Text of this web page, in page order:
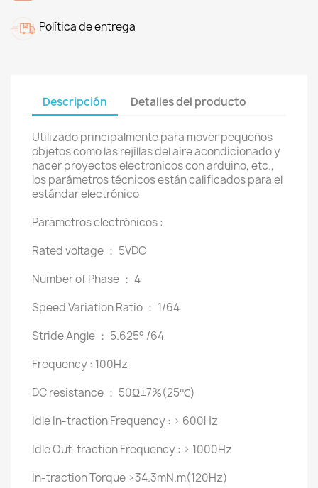
Política de entrega
Descripción Detalles del producto
Utilizado principalmente para mover pequeños
objetos como las rejillas del aire acondicionado y
hacer proyectos electronicos con arduino, etc.,
los parámetros técnicos están calificados para el
estándar electrónico
Parametros electrónicos :
Rated voltage ： 5VDC
Number of Phase ： 4
Speed Variation Ratio ： 1/64
Stride Angle ： 5.625° /64
Frequency : 100Hz
DC resistance ： 50Ω±7%(25℃)
Idle In-traction Frequency : > 600Hz
Idle Out-traction Frequency : > 1000Hz
In-traction Torque >34.3mN.m(120Hz)